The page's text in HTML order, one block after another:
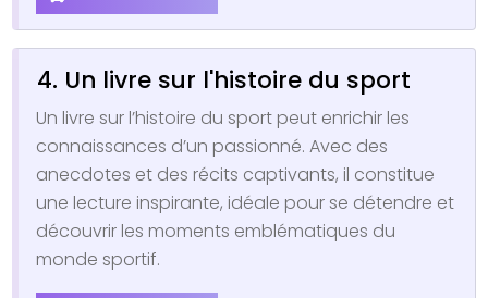
4. Un livre sur l'histoire du sport
Un livre sur l’histoire du sport peut enrichir les
connaissances d’un passionné. Avec des
anecdotes et des récits captivants, il constitue
une lecture inspirante, idéale pour se détendre et
découvrir les moments emblématiques du
monde sportif.